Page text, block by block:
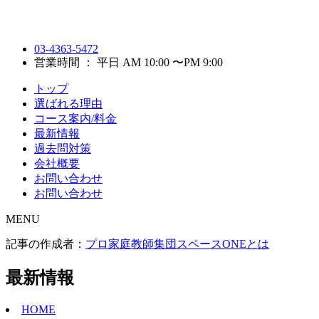
03-4363-5472
営業時間 ： 平日 AM 10:00 〜PM 9:00
トップ
選ばれる理由
コース案内/料金
最新情報
過去問対策
会社概要
お問い合わせ
お問い合わせ
MENU
記事の作成者： プロ家庭教師集団スペースONEとは
最新情報
HOME